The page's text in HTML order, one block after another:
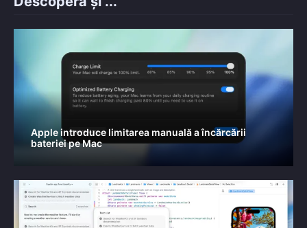
Apple introduce limitarea manuală a încărcării
bateriei pe Mac